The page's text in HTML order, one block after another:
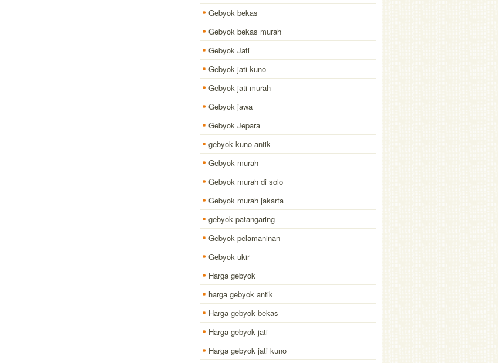
Gebyok bekas
Gebyok bekas murah
Gebyok Jati
Gebyok jati kuno
Gebyok jati murah
Gebyok jawa
Gebyok Jepara
gebyok kuno antik
Gebyok murah
Gebyok murah di solo
Gebyok murah jakarta
gebyok patangaring
Gebyok pelamaninan
Gebyok ukir
Harga gebyok
harga gebyok antik
Harga gebyok bekas
Harga gebyok jati
Harga gebyok jati kuno